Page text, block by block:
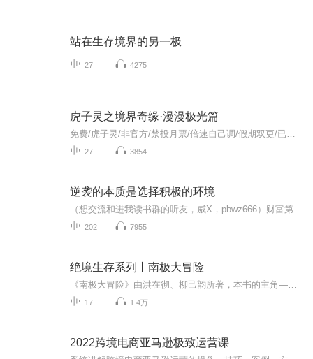
站在生存境界的另一极
27 4275
虎子灵之境界奇缘·漫漫极光篇
27 3854
逆袭的本质是选择积极的环境
202 7955
绝境生存系列丨南极大冒险
17 1.4万
2022跨境电商亚马逊极致运营课